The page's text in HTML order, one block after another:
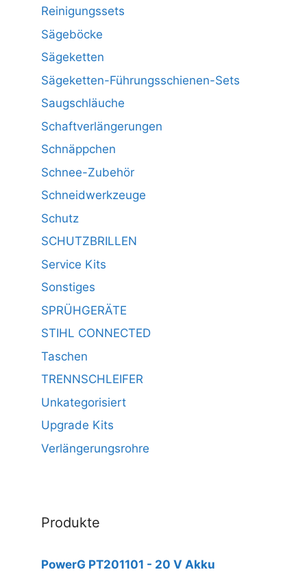
Reinigungssets
Sägeböcke
Sägeketten
Sägeketten-Führungsschienen-Sets
Saugschläuche
Schaftverlängerungen
Schnäppchen
Schnee-Zubehör
Schneidwerkzeuge
Schutz
SCHUTZBRILLEN
Service Kits
Sonstiges
SPRÜHGERÄTE
STIHL CONNECTED
Taschen
TRENNSCHLEIFER
Unkategorisiert
Upgrade Kits
Verlängerungsrohre
Produkte
PowerG PT201101 - 20 V Akku